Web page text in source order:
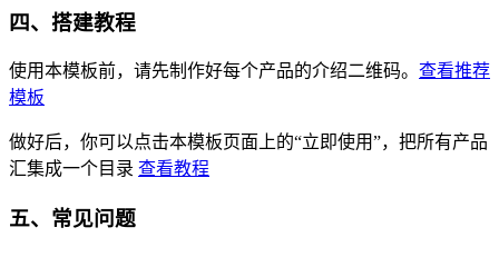
四、搭建教程
使用本模板前，请先制作好每个产品的介绍二维码。 查看推荐
模板
做好后，你可以点击本模板页面上的“立即使用”，把所有产品
汇集成一个目录 查看教程
五、常见问题